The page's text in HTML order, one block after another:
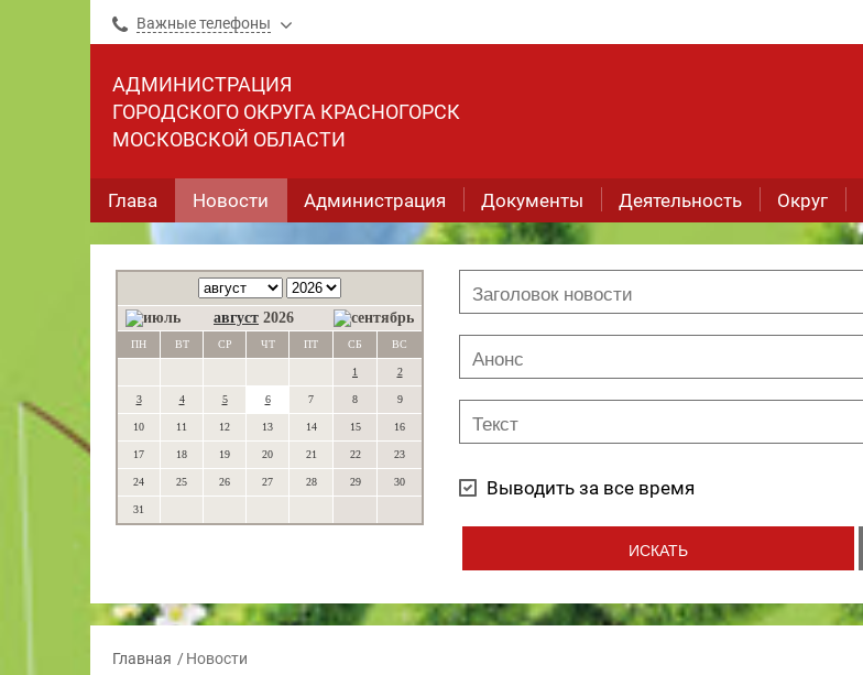
Важные телефоны
АДМИНИСТРАЦИЯ
ГОРОДСКОГО ОКРУГА КРАСНОГОРСК
МОСКОВСКОЙ ОБЛАСТИ
Глава Новости Администрация Документы Деятельность Округ
август 2026
ПН ВТ СР ЧТ ПТ СБ ВС
1 2
3 4 5 6 7 8 9
10 11 12 13 14 15 16
17 18 19 20 21 22 23
24 25 26 27 28 29 30
31
Выводить за все время
Главная Новости